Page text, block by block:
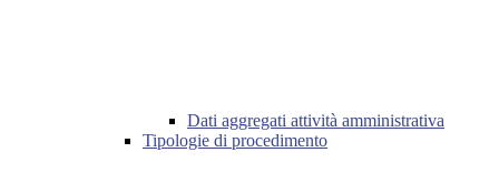
Dati aggregati attività amministrativa
Tipologie di procedimento